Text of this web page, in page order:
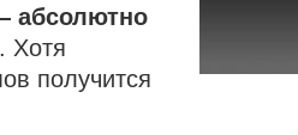
абсолютно
. Хотя
получится